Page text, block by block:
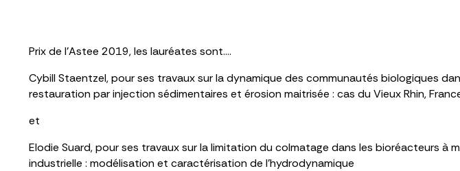
Prix de l’Astee 2019, les lauréates sont….
Cybill Staentzel, pour ses travaux sur la dynamique des communautés biologiques
restauration par injection sédimentaires et érosion maitrisée : cas du Vieux Rhin,
et
Elodie Suard, pour ses travaux sur la limitation du colmatage dans les bioréacteurs à
industrielle : modélisation et caractérisation de l’hydrodynamique